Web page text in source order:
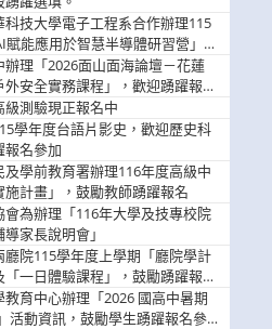
技大學電子工程系合作辦理115
賦能應用於智慧半導體研習營」，
理「2026面山面海論壇－花蓮
安全實務課程」，歡迎踴躍報名
級測驗現正報名中
學年度台語片影史，歡迎歷史科
報名參加
學前教育署辦理116年度高級中
計畫」，鼓勵教師踴躍報名
為辦理「116年大學及技專校院
家長說明會」
院115學年度上學期「廳院學計
一日體驗課程」，鼓勵踴躍報名
育中心辦理「2026 國高中暑期
活動資訊，鼓勵學生踴躍報名參